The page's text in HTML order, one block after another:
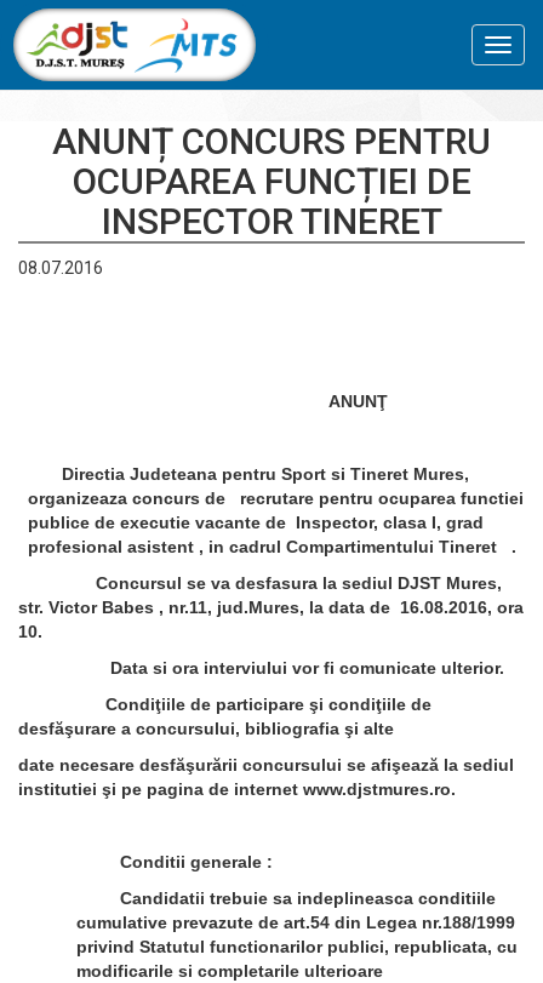
ANUNȚ CONCURS PENTRU
OCUPAREA FUNCȚIEI DE
INSPECTOR TINERET
08.07.2016
ANUNŢ
Directia Judeteana pentru Sport si Tineret Mures,
organizeaza concurs de recrutare pentru ocuparea functiei
publice de executie vacante de Inspector, clasa I, grad
profesional asistent , in cadrul Compartimentului Tineret .
Concursul se va desfasura la sediul DJST Mures,
str. Victor Babes , nr.11, jud.Mures, la data de 16.08.2016, ora
10.
Data si ora interviului vor fi comunicate ulterior.
Condiţiile de participare şi condiţiile de
desfăşurare a concursului, bibliografia şi alte
date necesare desfăşurării concursului se afişează la sediul
institutiei şi pe pagina de internet www.djstmures.ro.
Conditii generale :
Candidatii trebuie sa indeplineasca conditiile
cumulative prevazute de art.54 din Legea nr.188/1999
privind Statutul functionarilor publici, republicata, cu
modificarile si completarile ulterioare